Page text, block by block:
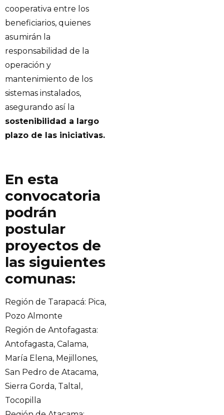
cooperativa entre los
beneficiarios, quienes
asumirán la
responsabilidad de la
operación y
mantenimiento de los
sistemas instalados,
asegurando así la
sostenibilidad a largo
plazo de las iniciativas.
En esta
convocatoria
podrán
postular
proyectos de
las siguientes
comunas:
Región de Tarapacá: Pica,
Pozo Almonte
Región de Antofagasta:
Antofagasta, Calama,
María Elena, Mejillones,
San Pedro de Atacama,
Sierra Gorda, Taltal,
Tocopilla